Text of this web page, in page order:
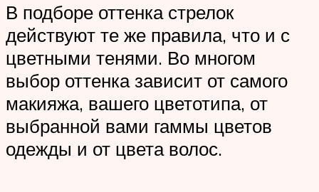
В подборе оттенка стрелок
действуют те же правила, что и с
цветными тенями. Во многом
выбор оттенка зависит от самого
макияжа, вашего цветотипа, от
выбранной вами гаммы цветов
одежды и от цвета волос.